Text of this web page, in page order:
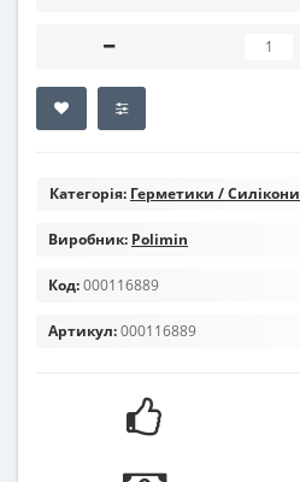
Категорія: Герметики / Силікони
Виробник: Polimin
Код:000116889
Артикул:000116889